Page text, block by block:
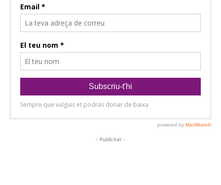
- Publicitat -